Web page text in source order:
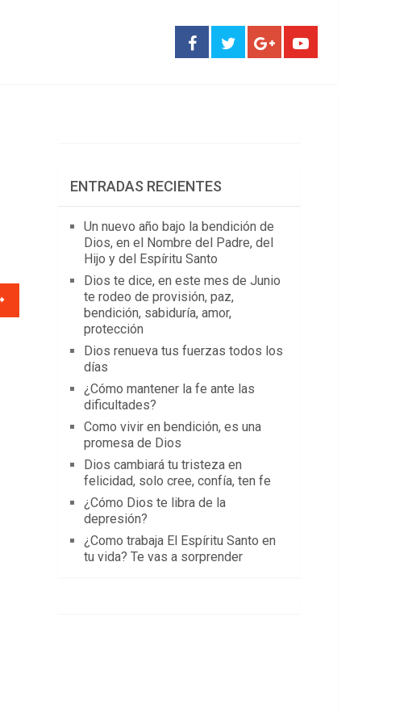
ENTRADAS RECIENTES
Un nuevo año bajo la bendición de
Dios, en el Nombre del Padre, del
Hijo y del Espíritu Santo
Dios te dice, en este mes de Junio
te rodeo de provisión, paz,
bendición, sabiduría, amor,
protección
Dios renueva tus fuerzas todos los
días
¿Cómo mantener la fe ante las
dificultades?
Como vivir en bendición, es una
promesa de Dios
Dios cambiará tu tristeza en
felicidad, solo cree, confía, ten fe
¿Cómo Dios te libra de la
depresión?
¿Como trabaja El Espíritu Santo en
tu vida? Te vas a sorprender